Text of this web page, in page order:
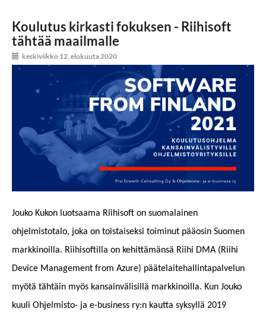
Koulutus kirkasti fokuksen - Riihisoft
tähtää maailmalle
keskiviikko 12. elokuuta 2020
Jouko Kukon luotsaama Riihisoft on suomalainen
ohjelmistotalo, joka on toistaiseksi toiminut pääosin Suomen
markkinoilla. Riihisoftilla on kehittämänsä Riihi DMA (Riihi
Device Management from Azure) päätelaitehallintapalvelun
myötä tähtäin myös kansainvälisillä markkinoilla. Kun Jouko
kuuli Ohjelmisto- ja e-business ry:n kautta syksyllä 2019